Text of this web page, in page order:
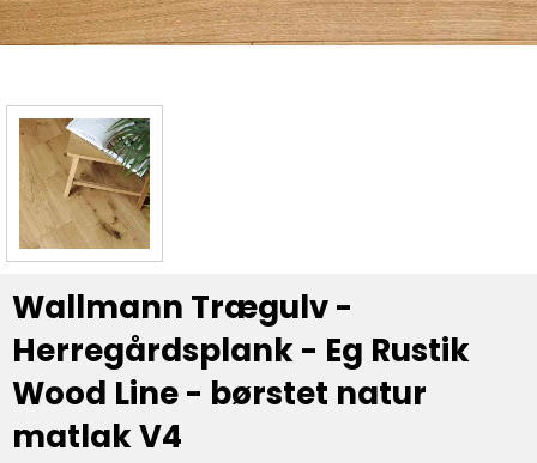
Wallmann Trægulv -
Herregårdsplank - Eg Rustik
Wood Line - børstet natur
matlak V4